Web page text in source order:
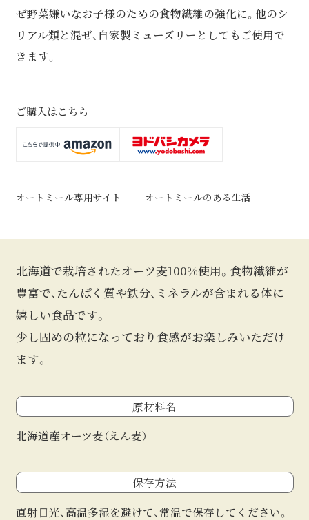
ぜ野菜嫌いなお子様のための食物繊維の強化に。他のシ
リアル類と混ぜ、自家製ミューズリーとしてもご使用で
きます。
ご購入はこちら
オートミール専用サイト オートミールのある生活
北海道で栽培されたオーツ麦100%使用。食物繊維が
豊富で、たんぱく質や鉄分、ミネラルが含まれる体に
嬉しい食品です。
少し固めの粒になっており食感がお楽しみいただけ
ます。
原材料名
北海道産オーツ麦（えん麦）
保存方法
直射日光、高温多湿を避けて、常温で保存してください。